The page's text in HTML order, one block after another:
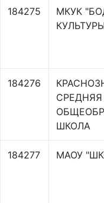
184275
МКУК
184276
СРЕДНЯЯ
ШКОЛА
184277 МАОУ